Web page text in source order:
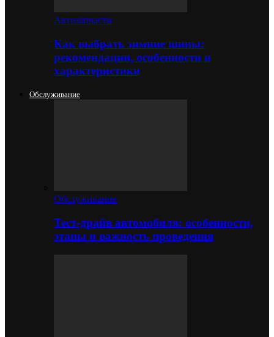
Автозапчасти
Как выбрать зимние шины:
рекомендации, особенности и
характеристики
Обслуживание
Обслуживание
Тест-драйв автомобиля: особенности,
этапы и важность проведения